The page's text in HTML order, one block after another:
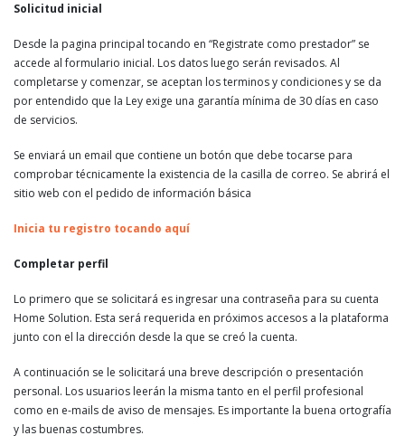
Solicitud inicial
Desde la pagina principal tocando en “Registrate como prestador” se
accede al formulario inicial. Los datos luego serán revisados. Al
completarse y comenzar, se aceptan los terminos y condiciones y se da
por entendido que la Ley exige una garantía mínima de 30 días en caso
de servicios.
Se enviará un email que contiene un botón que debe tocarse para
comprobar técnicamente la existencia de la casilla de correo. Se abrirá el
sitio web con el pedido de información básica
Inicia tu registro tocando aquí
Completar perfil
Lo primero que se solicitará es ingresar una contraseña para su cuenta
Home Solution. Esta será requerida en próximos accesos a la plataforma
junto con el la dirección desde la que se creó la cuenta.
A continuación se le solicitará una breve descripción o presentación
personal. Los usuarios leerán la misma tanto en el perfil profesional
como en e-mails de aviso de mensajes. Es importante la buena ortografía
y las buenas costumbres.